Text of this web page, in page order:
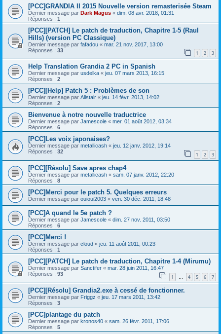
[PCC]GRANDIA II 2015 Nouvelle version remasterisée Steam
Dernier message par Dark Magus « dim. 08 avr. 2018, 01:31
Réponses : 1
[PCC][PATCH] Le patch de traduction, Chapitre 1-5 (Raul
Hills) (version PC Classique)
Dernier message par fafadou « mar. 21 nov. 2017, 13:00
Réponses : 33 1 2 3
Help Translation Grandia 2 PC in Spanish
Dernier message par usdelka « jeu. 07 mars 2013, 16:15
Réponses : 2
[PCC][Help] Patch 5 : Problèmes de son
Dernier message par Alistair « jeu. 14 févr. 2013, 14:02
Réponses : 2
Bienvenue à notre nouvelle traductrice
Dernier message par Jamescole « mer. 01 août 2012, 03:34
Réponses : 6
[PCC]Les voix japonaises?
Dernier message par metallicash « jeu. 12 janv. 2012, 19:14
Réponses : 32 1 2 3
[PCC][Résolu] Save apres chap4
Dernier message par metallicash « sam. 07 janv. 2012, 22:20
Réponses : 8
[PCC]Merci pour le patch 5. Quelques erreurs
Dernier message par ouioui2003 « ven. 30 déc. 2011, 18:48
[PCC]A quand le 5e patch ?
Dernier message par Jamescole « dim. 27 nov. 2011, 03:50
Réponses : 6
[PCC]Merci !
Dernier message par cloud « jeu. 11 août 2011, 00:23
Réponses : 1
[PCC][PATCH] Le patch de traduction, Chapitre 1-4 (Mirumu)
Dernier message par Sanctifer « mar. 28 juin 2011, 16:47
Réponses : 93 1 … 4 5 6 7
[PCC][Résolu] Grandia2.exe à cessé de fonctionner.
Dernier message par Friggz « jeu. 17 mars 2011, 13:42
Réponses : 3
[PCC]plantage du patch
Dernier message par kronos40 « sam. 26 févr. 2011, 17:06
Réponses : 5